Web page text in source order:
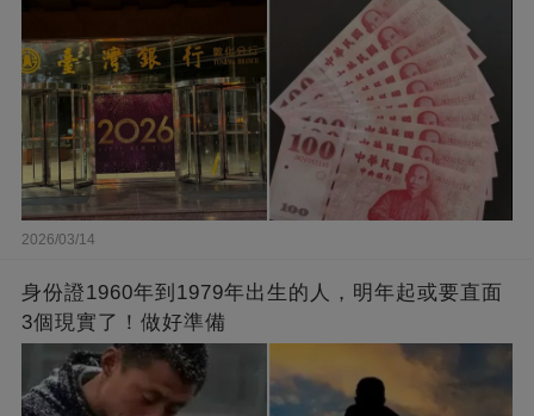
2026/03/14
身份證1960年到1979年出生的人，明年起或要直面
3個現實了！做好準備